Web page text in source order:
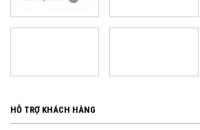
HỖ TRỢ KHÁCH HÀNG